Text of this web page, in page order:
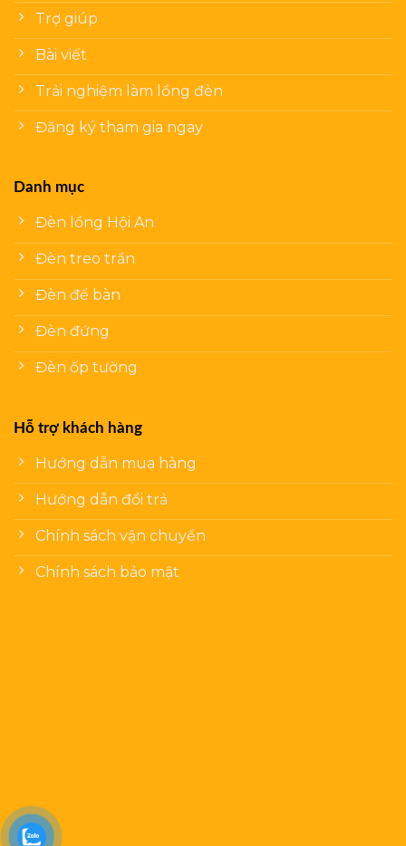
Trợ giúp
Bài viết
Trải nghiệm làm lồng đèn
Đăng ký tham gia ngay
Danh mục
Đèn lồng Hội An
Đèn treo trần
Đèn để bàn
Đèn đứng
Đèn ốp tường
Hỗ trợ khách hàng
Hướng dẫn mua hàng
Hướng dẫn đổi trả
Chính sách vận chuyển
Chính sách bảo mật